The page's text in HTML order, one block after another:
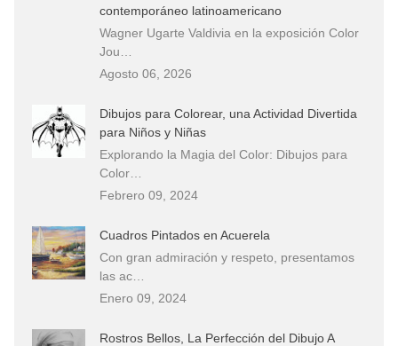
contemporáneo latinoamericano
Wagner Ugarte Valdivia en la exposición Color
Jou…
Agosto 06, 2026
Dibujos para Colorear, una Actividad Divertida
para Niños y Niñas
Explorando la Magia del Color: Dibujos para
Color…
Febrero 09, 2024
Cuadros Pintados en Acuerela
Con gran admiración y respeto, presentamos
las ac…
Enero 09, 2024
Rostros Bellos, La Perfección del Dibujo A